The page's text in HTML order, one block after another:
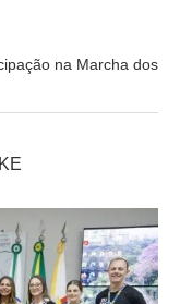
na Marcha dos